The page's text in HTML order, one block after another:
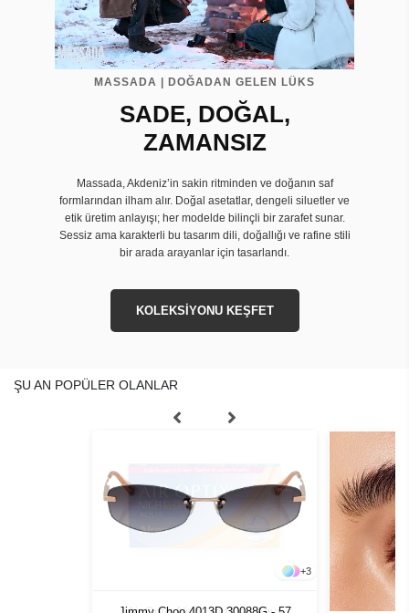
MASSADA | DOĞADAN GELEN LÜKS
SADE, DOĞAL,
ZAMANSIZ
Massada, Akdeniz’in sakin ritminden ve doğanın saf
formlarından ilham alır. Doğal asetatlar, dengeli siluetler ve
etik üretim anlayışı; her modelde bilinçli bir zarafet sunar.
Sessiz ama karakterli bu tasarım dili, doğallığı ve rafine stili
bir arada arayanlar için tasarlandı.
KOLEKSİYONU KEŞFET
ŞU AN POPÜLER OLANLAR
+3